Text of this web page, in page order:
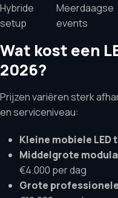
Hybride
setup
Meerdaagse
events
Wat kost een
2026?
Prijzen variëren sterk
en serviceniveau:
Kleine mobiele LED
Middelgrote
€4.000 per dag
Grote professionele